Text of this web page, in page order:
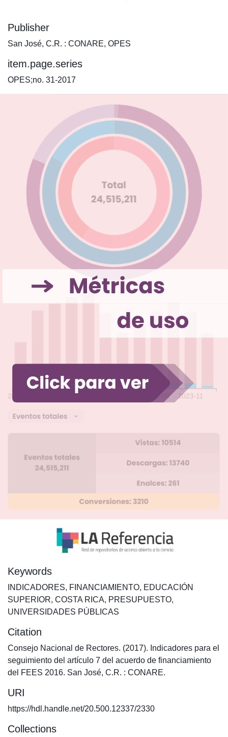
Publisher
San José, C.R. : CONARE, OPES
item.page.series
OPES;no. 31-2017
Keywords
INDICADORES, FINANCIAMIENTO, EDUCACIÓN
SUPERIOR, COSTA RICA, PRESUPUESTO,
UNIVERSIDADES PÚBLICAS
Citation
Consejo Nacional de Rectores. (2017). Indicadores para el
seguimiento del artículo 7 del acuerdo de financiamiento
del FEES 2016. San José, C.R. : CONARE.
URI
https://hdl.handle.net/20.500.12337/2330
Collections